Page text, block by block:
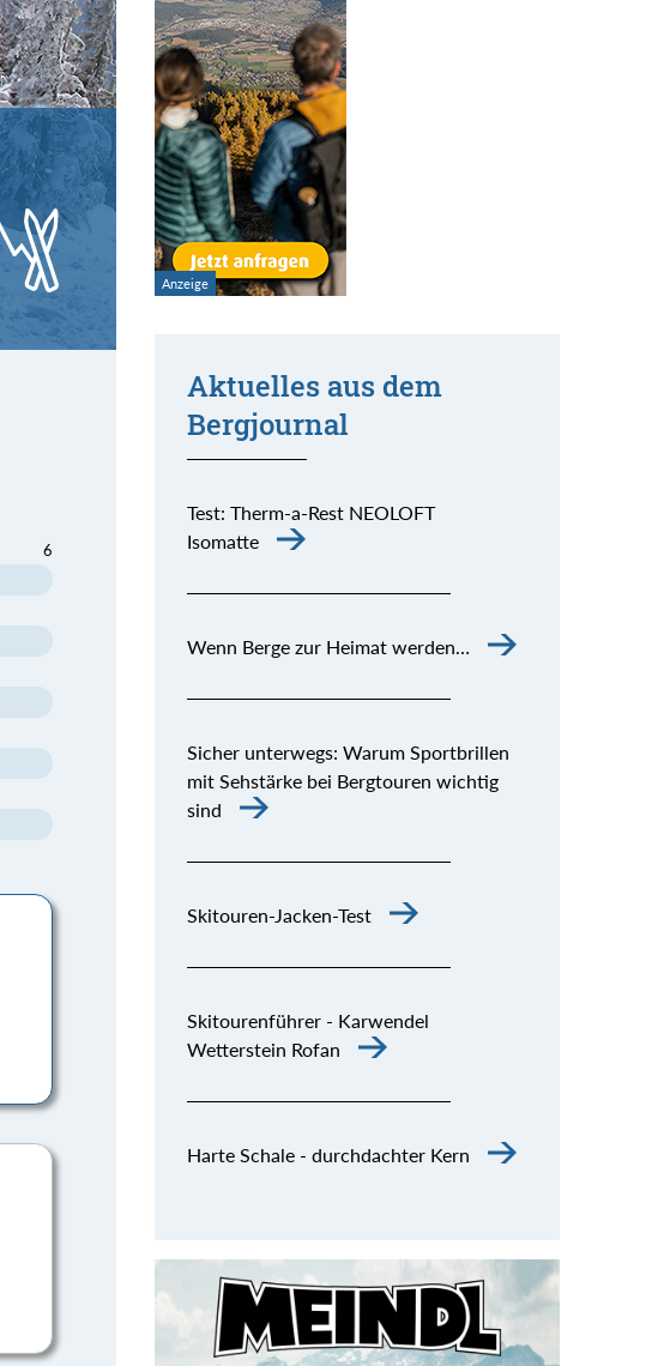
6
Aktuelles aus dem
Bergjournal
Test: Therm-a-Rest NEOLOFT
Isomatte
Wenn Berge zur Heimat werden…
Sicher unterwegs: Warum Sportbrillen
mit Sehstärke bei Bergtouren wichtig
sind
Skitouren-Jacken-Test
Skitourenführer - Karwendel
Wetterstein Rofan
Harte Schale - durchdachter Kern